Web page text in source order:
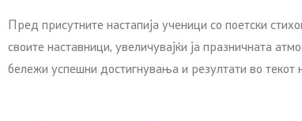
Пред присутните настапија ученици со поетски
своите наставници, увеличувајќи ја празничната
бележи успешни достигнувања и резултати во текот